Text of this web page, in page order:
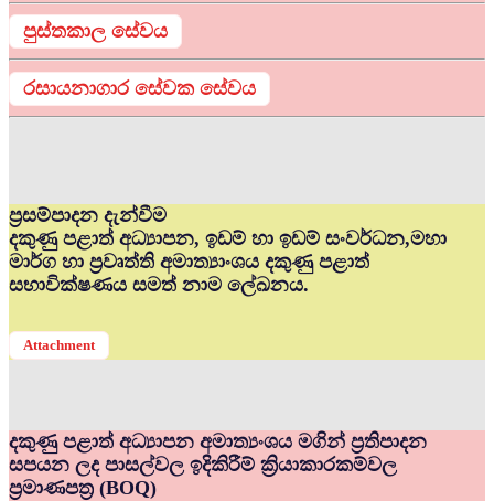
පුස්තකාල සේවය
රසායනාගාර සේවක සේවය
ප්‍රසම්පාදන දැන්වීම
දකුණු පළාත් අධ්‍යාපන, ඉඩම් හා ඉඩම් සංවර්ධන,මහා
මාර්ග හා ප්‍රවෘත්ති අමාත්‍යාංශය දකුණු පළාත්
සභාවික්ෂණය සමත් නාම ලේඛනය.
Attachment
දකුණු පළාත් අධ්‍යාපන අමාත්‍යංශය මගින් ප්‍රතිපාදන
සපයන ලද පාසල්වල ඉදිකිරීම් ක්‍රියාකාරකම්වල
ප්‍රමාණපත්‍ර (BOQ)